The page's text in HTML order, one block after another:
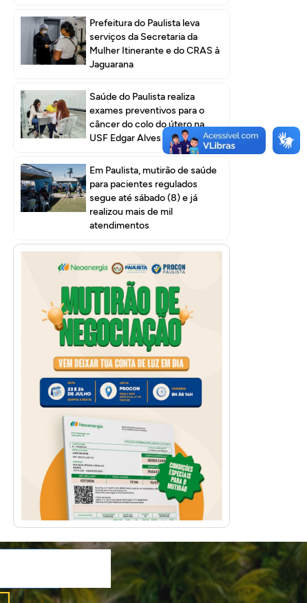
Prefeitura do Paulista leva
serviços da Secretaria da
Mulher Itinerante e do CRAS à
Jaguarana
Saúde do Paulista realiza
exames preventivos para o
câncer do colo do útero na
USF Edgar Alves I
Em Paulista, mutirão de saúde
para pacientes regulados
segue até sábado (8) e já
realizou mais de mil
atendimentos